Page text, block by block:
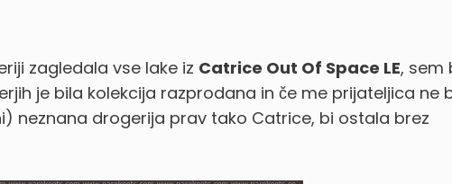
zagledala vse lake iz Catrice Out Of Space LE, sem
je bila kolekcija razprodana in če me prijateljica ne
neznana drogerija prav tako Catrice, bi ostala brez